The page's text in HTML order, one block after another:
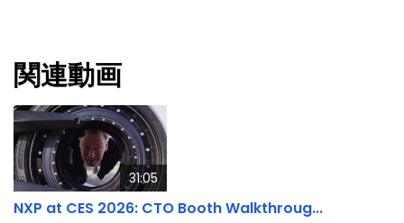
関連動画
31:05
NXP at CES 2026: CTO Booth Walkthroug...